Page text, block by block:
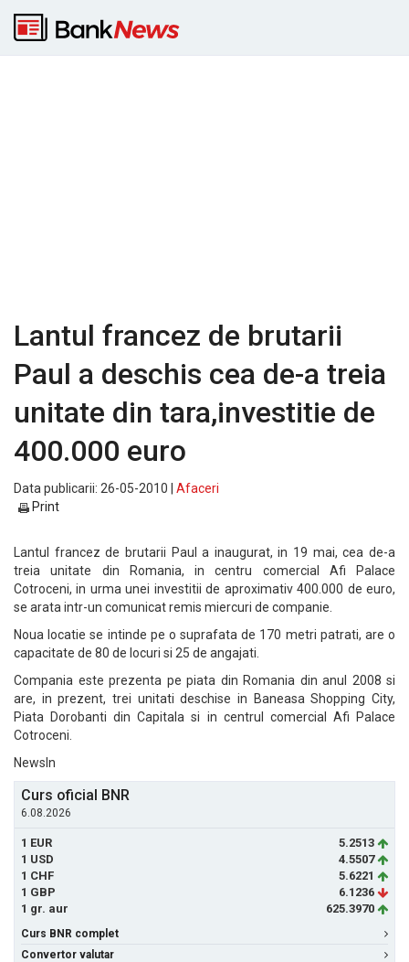
Lantul francez de brutarii
Paul a deschis cea de-a treia
unitate din tara,investitie de
400.000 euro
Data publicarii: 26-05-2010 | Afaceri
Print
Lantul francez de brutarii Paul a inaugurat, in 19 mai, cea de-a
treia unitate din Romania, in centru comercial Afi Palace
Cotroceni, in urma unei investitii de aproximativ 400.000 de euro,
se arata intr-un comunicat remis miercuri de companie.
Noua locatie se intinde pe o suprafata de 170 metri patrati, are o
capacitate de 80 de locuri si 25 de angajati.
Compania este prezenta pe piata din Romania din anul 2008 si
are, in prezent, trei unitati deschise in Baneasa Shopping City,
Piata Dorobanti din Capitala si in centrul comercial Afi Palace
Cotroceni.
NewsIn
Curs oficial BNR
6.08.2026
1 EUR
5.2513
1 USD
4.5507
1 CHF
5.6221
1 GBP
6.1236
1 gr. aur
625.3970
Curs BNR complet
Convertor valutar